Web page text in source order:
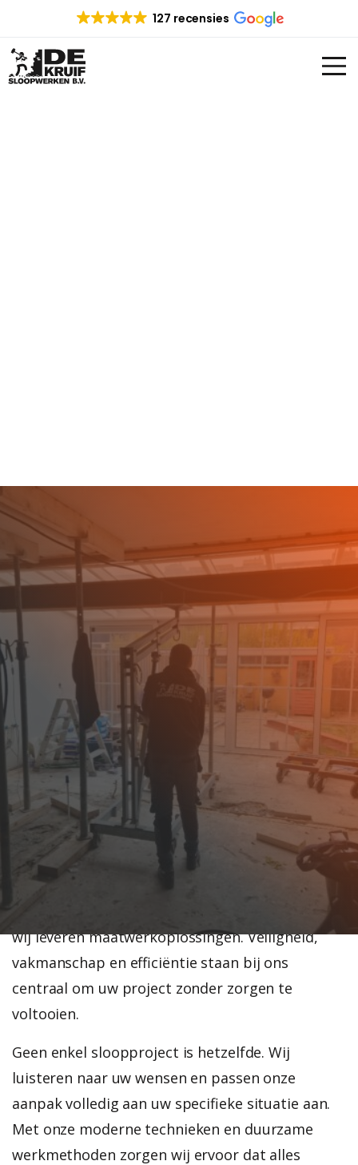
127 recensies
SLOOPBEDRIJF
WERVERSHOOF
GEZOCHT?
Bent u op zoek naar een betrouwbaar en
ervaren sloopbedrijf in Wervershoof? De Kruif
Sloopwerken staat voor u klaar om elk
sloopproject professioneel en efficiënt uit te
voeren. Gelegen in het hart van West-Friesland,
biedt Wervershoof een mix van landelijke
charme en moderne voorzieningen. Of u nu een
woning wilt slopen voor nieuwbouw, een
renovatieproject wilt starten, of specialistische
klussen zoals het verwijderen van een
draagmuur of schoorsteen wilt laten uitvoeren,
wij leveren maatwerkoplossingen. Veiligheid,
vakmanschap en efficiëntie staan bij ons
centraal om uw project zonder zorgen te
voltooien.
Geen enkel sloopproject is hetzelfde. Wij
luisteren naar uw wensen en passen onze
aanpak volledig aan uw specifieke situatie aan.
Met onze moderne technieken en duurzame
werkmethoden zorgen wij ervoor dat alles